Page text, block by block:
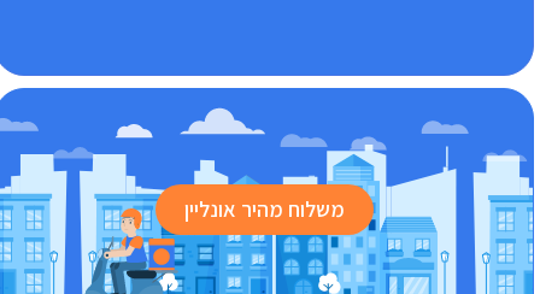
משלוח מהיר אונליין